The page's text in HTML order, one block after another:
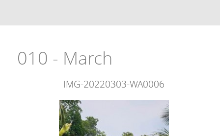
010 - March
IMG-20220303-WA0006